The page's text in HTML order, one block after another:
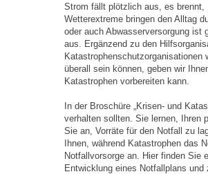
Strom fällt plötzlich aus, es brennt,
Wetterextreme bringen den Alltag
oder auch Abwasserversorgung ist
aus. Ergänzend zu den
überall sein können, geben wir
Katastrophen vorbereiten kann.
In der Broschüre „Krisen- und
verhalten sollten. Sie lernen, Ihren
Sie an, Vorräte für den Notfall zu
Ihnen, während Katastrophen das
Notfallvorsorge an. Hier finden Sie
Entwicklung eines Notfallplans